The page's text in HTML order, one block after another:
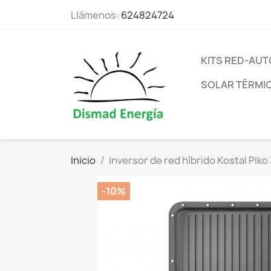
Llámenos: 624824724
KITS RED-
SOLAR
Inicio Inversor de red híbrido Kostal Piko
-10%